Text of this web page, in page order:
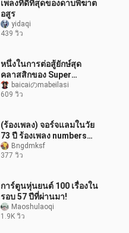
เพลงที่ดีที่สุดของดาบพิฆาต
อสูร
yidaqi
439 วิว
หนึ่งในการต่อสู้ยักษ์สุด
คลาสสิกของ Super
Sentai, Super Adventure
และ Emergency
baicaiのmabeilasi
609 วิว
(ร้องเพลง) จอร์จแลมในวัย
73 ปี ร้องเพลง numbers
SongBngdmksf
377 วิว
การ์ตูนหุ่นยนต์ 100 เรื่องใน
รอบ 57 ปีที่ผ่านมา!
Maoshulaoqi
1.9K วิว